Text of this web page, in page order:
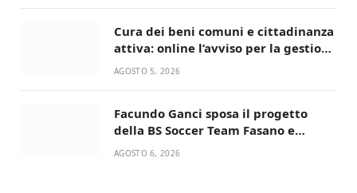
Cura dei beni comuni e cittadinanza
attiva: online l’avviso per la gestione
condivisa della Villetta di Laureto
AGOSTO 5, 2026
Facundo Ganci sposa il progetto
della BS Soccer Team Fasano e
ritorna in campo
AGOSTO 6, 2026